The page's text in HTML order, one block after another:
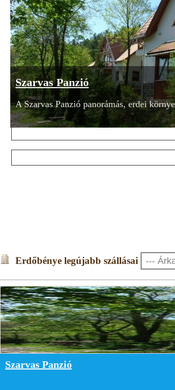
Szarvas Panzió
A Szarvas Panzió panorámás, erdei
Szeretnél hírlevelet kapni?
Tarts lépést a szálláshelyekkel! Értesülj
Csak ínyenceknek!
Erdőbénye legújabb szállásai
Szarvas Panzió